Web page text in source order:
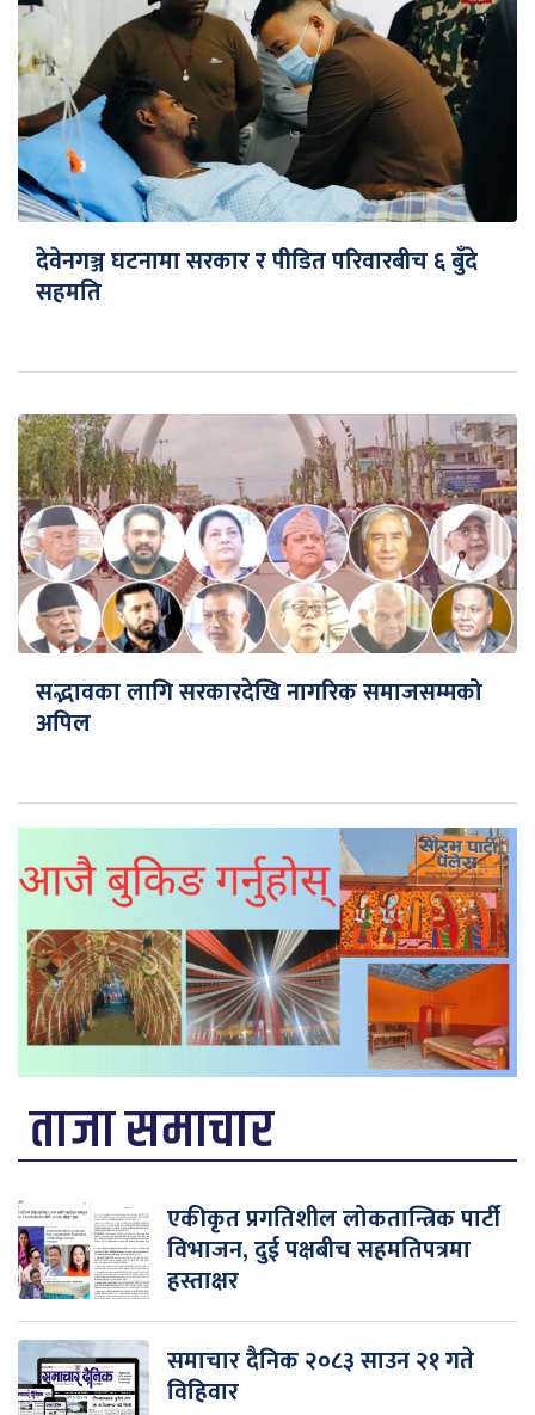
देवेनगञ्ज घटनामा सरकार र पीडित परिवारबीच ६ बुँदे
सहमति
सद्भावका लागि सरकारदेखि नागरिक समाजसम्मको
अपिल
ताजा समाचार
एकीकृत प्रगतिशील लोकतान्त्रिक पार्टी
विभाजन, दुई पक्षबीच सहमतिपत्रमा
हस्ताक्षर
समाचार दैनिक २०८३ साउन २१ गते
विहिवार